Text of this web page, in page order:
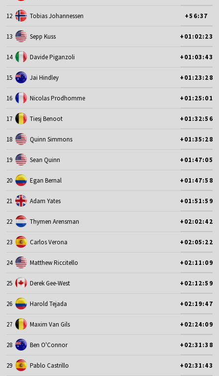
12 Tobias Johannessen +56:37
13 Sepp Kuss +01:02:23
14 Davide Piganzoli +01:03:43
15 Jai Hindley +01:23:28
16 Nicolas Prodhomme +01:25:01
17 Tiesj Benoot +01:32:56
18 Quinn Simmons +01:35:28
19 Sean Quinn +01:47:05
20 Egan Bernal +01:47:58
21 Adam Yates +01:51:59
22 Thymen Arensman +02:02:42
23 Carlos Verona +02:05:22
24 Matthew Riccitello +02:11:09
25 Derek Gee-West +02:12:59
26 Harold Tejada +02:19:47
27 Maxim Van Gils +02:24:09
28 Ben O'Connor +02:31:38
29 Pablo Castrillo +02:31:43